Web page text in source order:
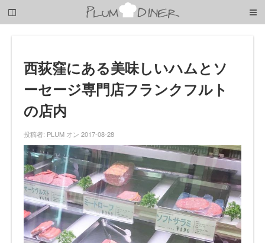
子
西荻窪にある美味しいハムとソ
ーセージ専門店フランクフルト
の店内
投稿者: PLUM オン 2017-08-28